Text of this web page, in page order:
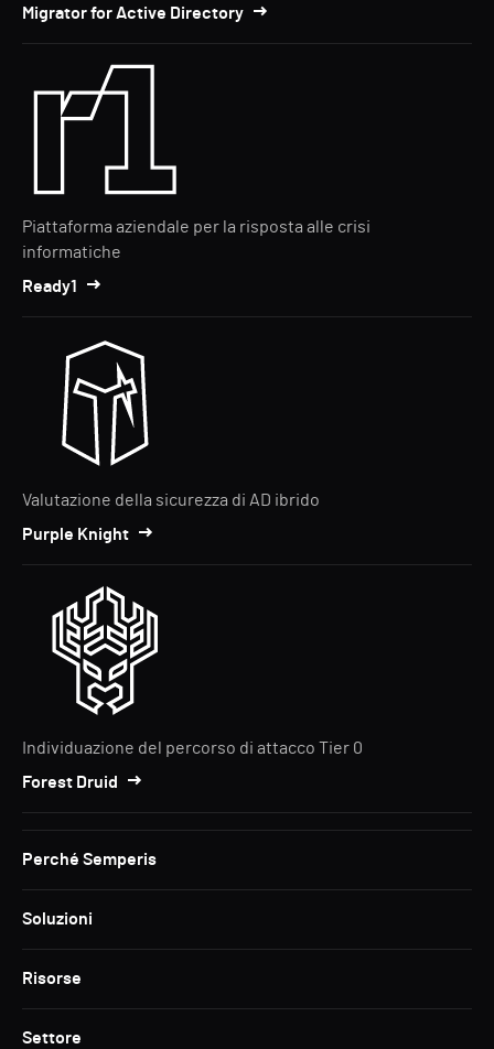
Migrator for Active Directory
Piattaforma aziendale per la risposta alle crisi
informatiche
Ready1
Valutazione della sicurezza di AD ibrido
Purple Knight
Individuazione del percorso di attacco Tier 0
Forest Druid
Perché Semperis
Soluzioni
Risorse
Settore